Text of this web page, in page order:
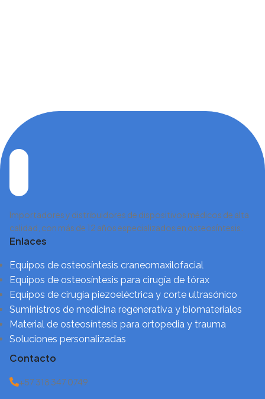
Importadores y distribuidores de dispositivos médicos de alta
calidad, con más de 12 años especializados en osteosíntesis.
Enlaces
Equipos de osteosíntesis craneomaxilofacial
Equipos de osteosíntesis para cirugía de tórax
Equipos de cirugía piezoeléctrica y corte ultrasónico
Suministros de medicina regenerativa y biomateriales
Material de osteosíntesis para ortopedia y trauma
Soluciones personalizadas
Contacto
+57 318 347 0749